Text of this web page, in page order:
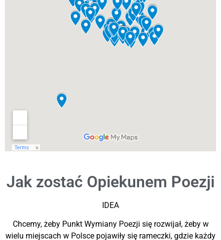
Jak zostać Opiekunem Poezji
IDEA
Chcemy, żeby Punkt Wymiany Poezji się rozwijał, żeby w
wielu miejscach w Polsce pojawiły się rameczki, gdzie każdy